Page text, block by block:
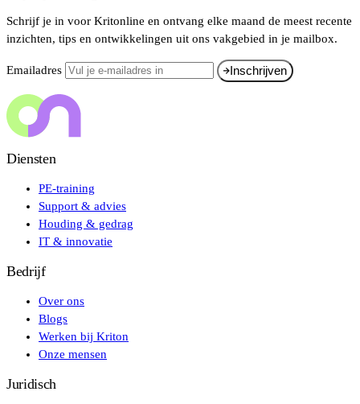
Schrijf je in voor Kritonline en ontvang elke maand de meest recente
inzichten, tips en ontwikkelingen uit ons vakgebied in je mailbox.
Emailadres Inschrijven
Diensten
PE-training
Support & advies
Houding & gedrag
IT & innovatie
Bedrijf
Over ons
Blogs
Werken bij Kriton
Onze mensen
Juridisch